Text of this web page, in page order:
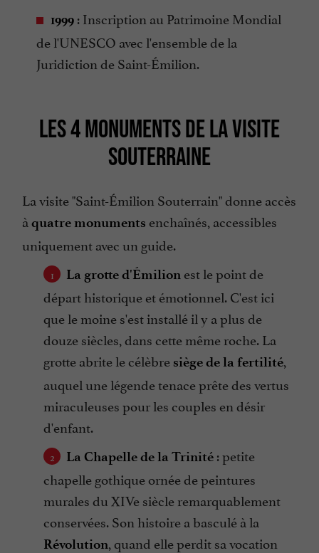
1999 : Inscription au Patrimoine Mondial
de l'UNESCO avec l'ensemble de la
Juridiction de Saint-Émilion.
LES 4 MONUMENTS DE LA VISITE
SOUTERRAINE
La visite "Saint-Émilion Souterrain" donne accès
à quatre monuments enchaînés, accessibles
uniquement avec un guide.
La grotte d'Émilion est le point de
départ historique et émotionnel. C'est ici
que le moine s'est installé il y a plus de
douze siècles, dans cette même roche. La
grotte abrite le célèbre siège de la fertilité
auquel une légende tenace prête des vertus
miraculeuses pour les couples en désir
d'enfant.
La Chapelle de la Trinité : petite
chapelle gothique ornée de peintures
murales du XIVe siècle remarquablement
conservées. Son histoire a basculé à la
Révolution , quand elle perdit sa vocation